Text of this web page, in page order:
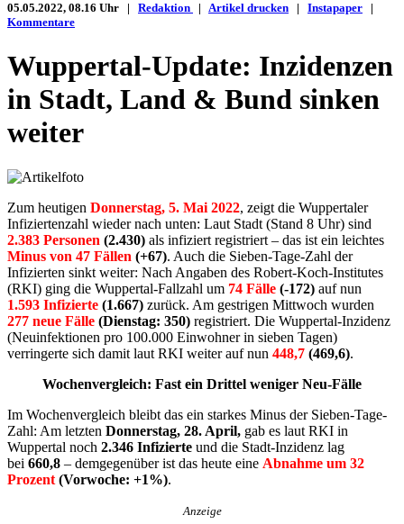
05.05.2022, 08.16 Uhr | Redaktion | Artikel drucken | Instapaper |
Kommentare
Wuppertal-Update: Inzidenzen
in Stadt, Land & Bund sinken
weiter
Zum heutigen Donnerstag, 5. Mai 2022, zeigt die Wuppertaler
Infiziertenzahl wieder nach unten: Laut Stadt (Stand 8 Uhr) sind
2.383 Personen (2.430) als infiziert registriert – das ist ein leichtes
Minus von 47 Fällen (+67). Auch die Sieben-Tage-Zahl der
Infizierten sinkt weiter: Nach Angaben des Robert-Koch-Institutes
(RKI) ging die Wuppertal-Fallzahl um 74 Fälle (-172) auf nun
1.593 Infizierte (1.667) zurück. Am gestrigen Mittwoch wurden
277 neue Fälle (Dienstag: 350) registriert. Die Wuppertal-Inzidenz
(Neuinfektionen pro 100.000 Einwohner in sieben Tagen)
verringerte sich damit laut RKI weiter auf nun 448,7 (469,6).
Wochenvergleich: Fast ein Drittel weniger Neu-Fälle
Im Wochenvergleich bleibt das ein starkes Minus der Sieben-Tage-
Zahl: Am letzten Donnerstag, 28. April, gab es laut RKI in
Wuppertal noch 2.346 Infizierte und die Stadt-Inzidenz lag
bei 660,8 – demgegenüber ist das heute eine Abnahme um 32
Prozent (Vorwoche: +1%).
Anzeige